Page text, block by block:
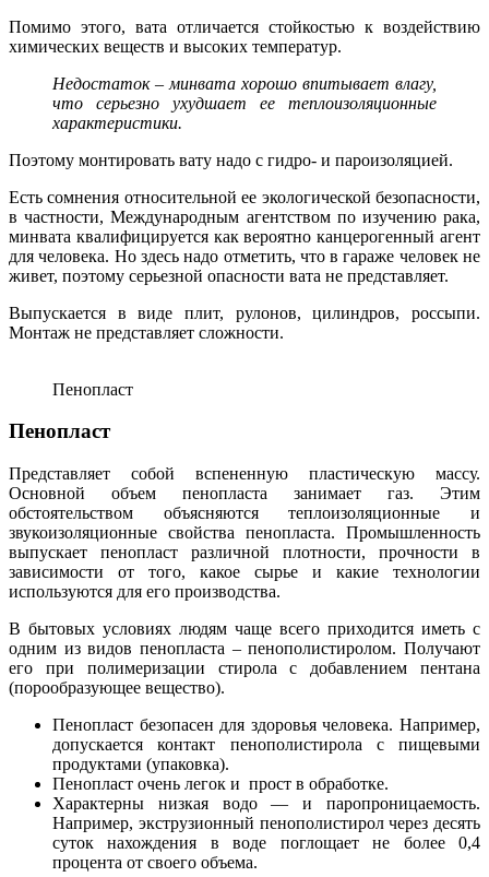
Помимо этого, вата отличается стойкостью к воздействию
химических веществ и высоких температур.
Недостаток – минвата хорошо впитывает влагу,
что серьезно ухудшает ее теплоизоляционные
характеристики.
Поэтому монтировать вату надо с гидро- и пароизоляцией.
Есть сомнения относительной ее экологической безопасности,
в частности, Международным агентством по изучению рака,
минвата квалифицируется как вероятно канцерогенный агент
для человека. Но здесь надо отметить, что в гараже человек не
живет, поэтому серьезной опасности вата не представляет.
Выпускается в виде плит, рулонов, цилиндров, россыпи.
Монтаж не представляет сложности.
Пенопласт
Пенопласт
Представляет собой вспененную пластическую массу.
Основной объем пенопласта занимает газ. Этим
обстоятельством объясняются теплоизоляционные и
звукоизоляционные свойства пенопласта. Промышленность
выпускает пенопласт различной плотности, прочности в
зависимости от того, какое сырье и какие технологии
используются для его производства.
В бытовых условиях людям чаще всего приходится иметь с
одним из видов пенопласта – пенополистиролом. Получают
его при полимеризации стирола с добавлением пентана
(порообразующее вещество).
Пенопласт безопасен для здоровья человека. Например,
допускается контакт пенополистирола с пищевыми
продуктами (упаковка).
Пенопласт очень легок и прост в обработке.
Характерны низкая водо — и паропроницаемость.
Например, экструзионный пенополистирол через десять
суток нахождения в воде поглощает не более 0,4
процента от своего объема.